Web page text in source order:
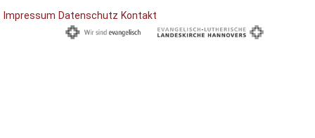
Impressum Datenschutz Kontakt